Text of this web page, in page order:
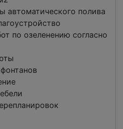
автоматического полива
по озеленению согласно